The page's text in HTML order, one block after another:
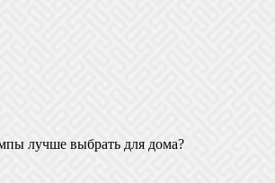
лучше выбрать для дома?